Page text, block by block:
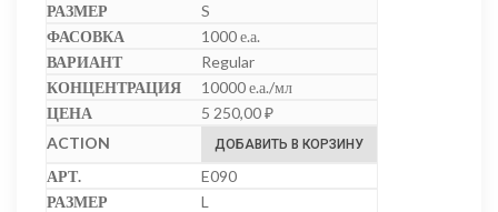
S
1000 е.а.
Regular
10000 е.а./мл
5 250,00₽
ДОБАВИТЬ В КОРЗИНУ
E090
L